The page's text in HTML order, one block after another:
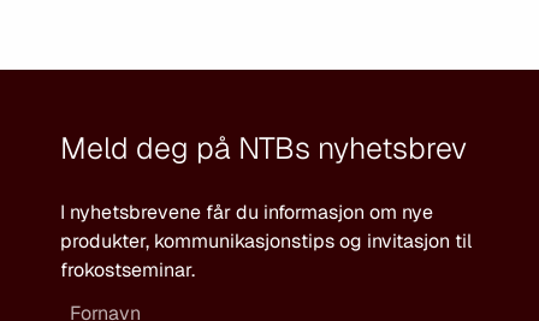
Meld deg på NTBs nyhetsbrev
I nyhetsbrevene får du informasjon om nye
produkter, kommunikasjonstips og invitasjon til
frokostseminar.